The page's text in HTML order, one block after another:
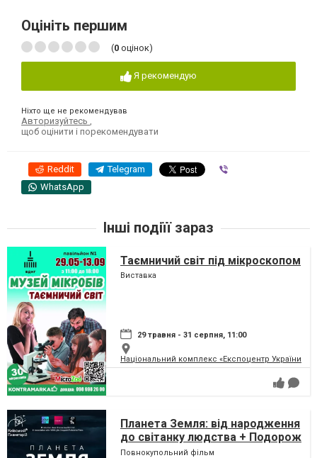
Оцініть першим
(0 оцінок)
Я рекомендую
Ніхто ще не рекомендував
Авторизуйтесь
щоб оцінити і порекомендувати
Reddit Telegram
WhatsApp
Інші подіїї зараз
Таємничий світ під мікроскопом
Виставка
29 травня - 31 серпня, 11:00
Національний комплекс «Експоцентр України»
Планета Земля: від народження
до світанку людства + Подорож
сузір'ями (класична програма)
Повнокупольний фільм